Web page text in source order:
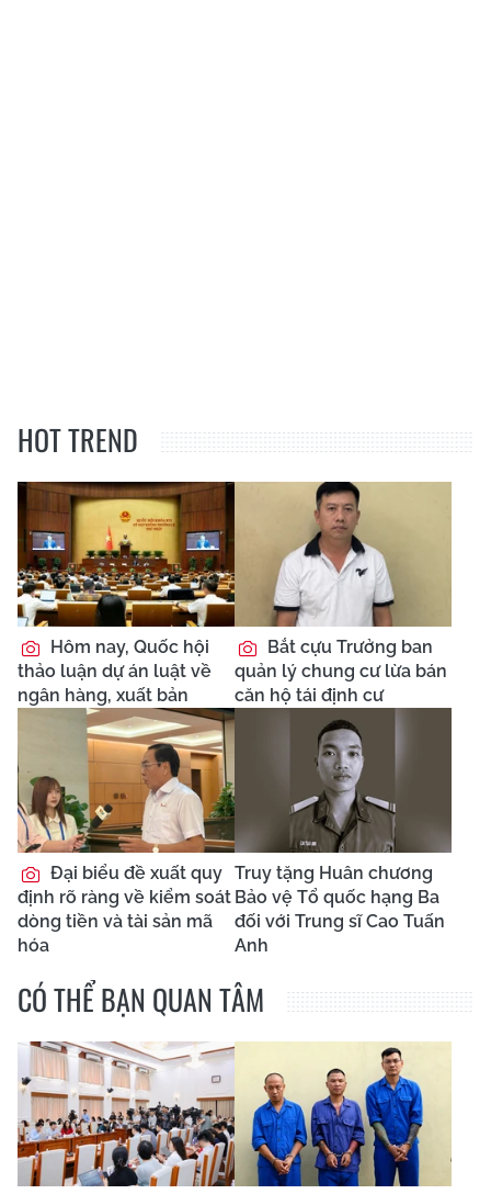
HOT TREND
Hôm nay, Quốc hội
thảo luận dự án luật về
ngân hàng, xuất bản
Bắt cựu Trưởng ban
quản lý chung cư lừa bán
căn hộ tái định cư
Đại biểu đề xuất quy
định rõ ràng về kiểm soát
dòng tiền và tài sản mã
hóa
Truy tặng Huân chương
Bảo vệ Tổ quốc hạng Ba
đối với Trung sĩ Cao Tuấn
Anh
CÓ THỂ BẠN QUAN TÂM